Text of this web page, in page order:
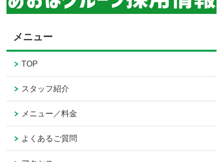
メニュー
TOP
スタッフ紹介
メニュー／料金
よくあるご質問